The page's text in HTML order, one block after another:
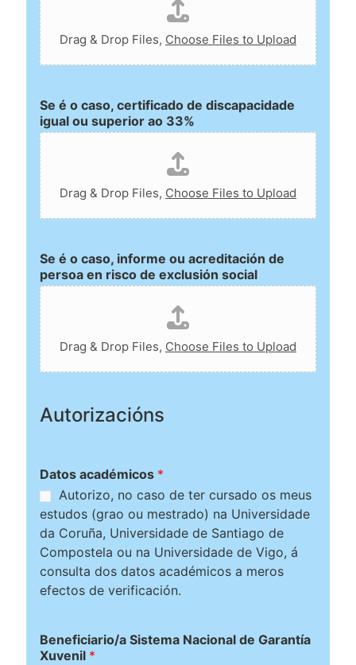
Drag & Drop Files, Choose Files to Upload
Se é o caso, certificado de discapacidade
igual ou superior ao 33%
Drag & Drop Files, Choose Files to Upload
Se é o caso, informe ou acreditación de
persoa en risco de exclusión social
Drag & Drop Files, Choose Files to Upload
Autorizacións
Datos académicos *
Autorizo, no caso de ter cursado os meus
estudos (grao ou mestrado) na Universidade
da Coruña, Universidade de Santiago de
Compostela ou na Universidade de Vigo, á
consulta dos datos académicos a meros
efectos de verificación.
Beneficiario/a Sistema Nacional de Garantía
Xuvenil *